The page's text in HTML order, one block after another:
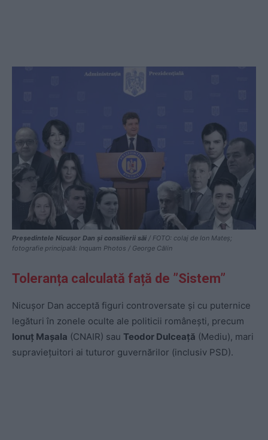
Președintele Nicușor Dan și consilierii săi / FOTO: colaj de Ion Mateș;
fotografie principală: Inquam Photos / George Călin
Toleranța calculată față de ”Sistem”
Nicușor Dan acceptă figuri controversate și cu puternice
legături în zonele oculte ale politicii românești, precum
Ionuț Mașala (CNAIR) sau Teodor Dulceață (Mediu), mari
supraviețuitori ai tuturor guvernărilor (inclusiv PSD).